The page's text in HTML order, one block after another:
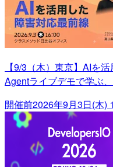
【9/3（木）東京】AIを
Agentライブデモで学ぶ
開催前2026年9月3日(木)